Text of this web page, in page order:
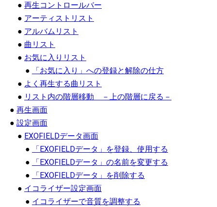
再生コントロールバー
アーティストリスト
アルバムリスト
曲リスト
お気に入りリスト
「お気に入り」への登録と解除の仕方
よく再生する曲リスト
リスト内の階層移動 －上の階層に戻る－
再生画面
設定画面
EXOFIELDデータ画面
「EXOFIELDデータ」を登録、使用する
「EXOFIELDデータ」の名前を変更する
「EXOFIELDデータ」を削除する
イコライザー設定画面
イコライザーで音質を調整する